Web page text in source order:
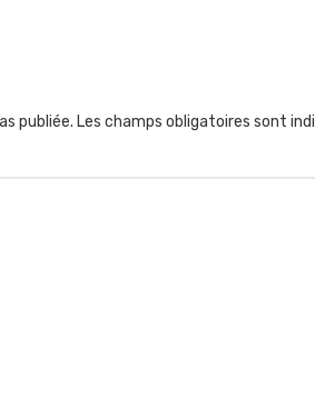
publiée. Les champs obligatoires sont